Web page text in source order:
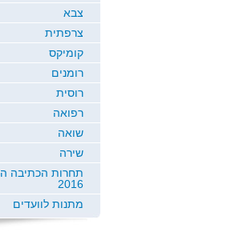
צבא
צרפתית
קומיקס
רומנים
רוסית
רפואה
שואה
שירה
תחרות הכתיבה
2016
מתנות לוועדים